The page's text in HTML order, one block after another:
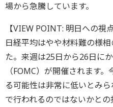
場から急騰しています。
【VIEW POINT: 明日への視点
日経平均はやや材料難の様
た。来週は25日から26日に
（FOMC）が開催されます
る可能性は非常に低いとみ
で行われるのではないかと